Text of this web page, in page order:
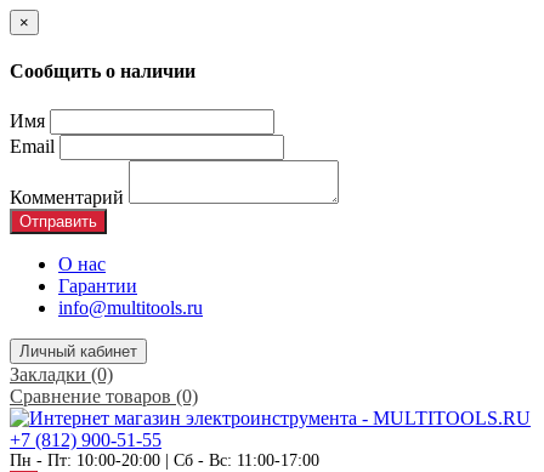
×
Сообщить о наличии
Имя
Email
Комментарий
Отправить
О нас
Гарантии
info@multitools.ru
Личный кабинет
Закладки (0)
Сравнение товаров (0)
+7 (812) 900-51-55
Пн - Пт: 10:00-20:00 | Сб - Вс: 11:00-17:00